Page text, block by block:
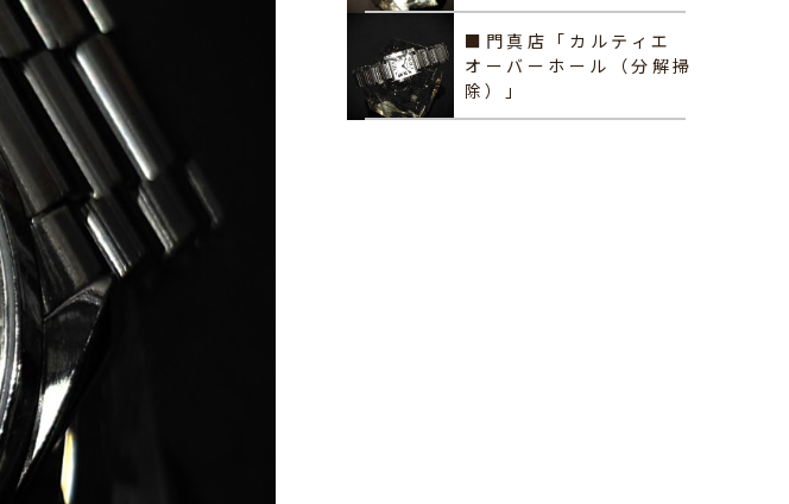
■門真店「カルティエ
オーバーホール（分解掃
除）」